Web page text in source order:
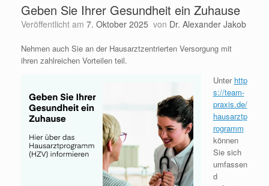
Geben Sie Ihrer Gesundheit ein Zuhause
Veröffentlicht am 7. Oktober 2025 von Dr. Alexander Jakob
Nehmen auch Sie an der Hausarztzentrierten Versorgung mit
ihren zahlreichen Vorteilen teil.
Unter http
s://team-
praxis.de/
hausarztp
rogramm
können
Sie sich
umfassen
d